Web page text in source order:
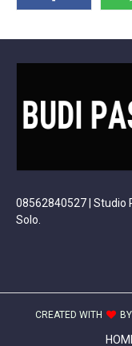
08562840527 | Studio
Solo.
CREATED WITH BY